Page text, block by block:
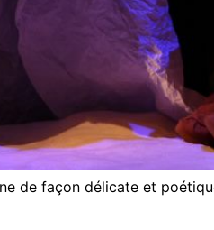
de façon délicate et